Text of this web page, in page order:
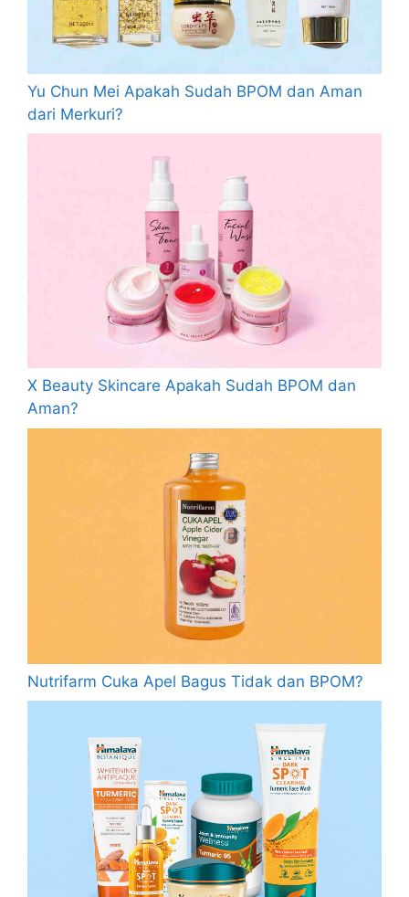
Yu Chun Mei Apakah Sudah BPOM dan Aman
dari Merkuri?
X Beauty Skincare Apakah Sudah BPOM dan
Aman?
Nutrifarm Cuka Apel Bagus Tidak dan BPOM?